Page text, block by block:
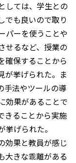
しては、学生との
でも良いので取り
パーを使うことや
せるなど、授業の
確保することから
が挙げられた。ま
手法やツールの導
効果があることで
きることから実施
げられた。
効果と教員が感じ
大きな乖離がある